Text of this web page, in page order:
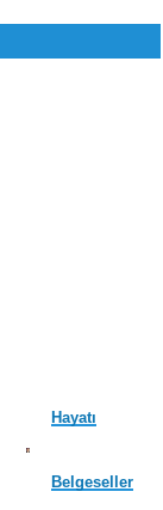
Hayatı
Belgeseller